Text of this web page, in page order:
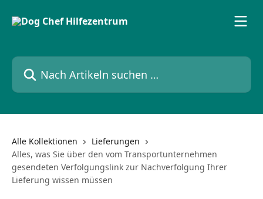
Nach Artikeln suchen …
Alle Kollektionen
Lieferungen
Alles, was Sie über den vom Transportunternehmen
gesendeten Verfolgungslink zur Nachverfolgung Ihrer
Lieferung wissen müssen